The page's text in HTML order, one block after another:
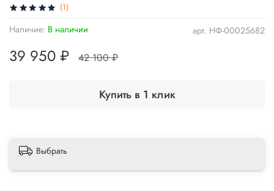
(1)
арт. НФ-00025682
Наличие: В наличии
39 950 ₽ 42 100 ₽
Купить в 1 клик
Выбрать